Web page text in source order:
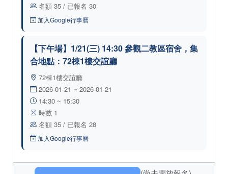
名額 35 / 已報名 30
加入Google行事曆
【下午場】1/21(三) 14:30 參觀二教區宿舍，集
合地點：72棟1樓交誼廳
72棟1樓交誼廳
2026-01-21 ~ 2026-01-21
14:30 ~ 15:30
時數 1
名額 35 / 已報名 28
加入Google行事曆